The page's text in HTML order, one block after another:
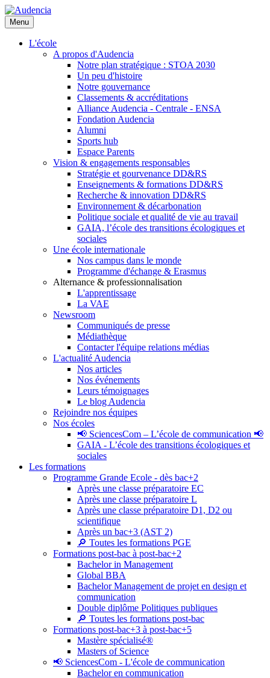
Aller
au
contenu
principal
Menu
L'école
A propos d'Audencia
Notre plan stratégique : STOA 2030
Un peu d'histoire
Notre gouvernance
Classements & accréditations
Alliance Audencia - Centrale - ENSA
Fondation Audencia
Alumni
Sports hub
Espace Parents
Vision & engagements responsables
Stratégie et gourvenance DD&RS
Enseignements & formations DD&RS
Recherche & innovation DD&RS
Environnement & décarbonation
Politique sociale et qualité de vie au travail
GAIA, l’école des transitions écologiques et
sociales
Une école internationale
Nos campus dans le monde
Programme d'échange & Erasmus
Alternance & professionnalisation
L'apprentissage
La VAE
Newsroom
Communiqués de presse
Médiathèque
Contacter l'équipe relations médias
L'actualité Audencia
Nos articles
Nos événements
Leurs témoignages
Le blog Audencia
Rejoindre nos équipes
Nos écoles
📢 SciencesCom – L’école de communication 📢
GAIA - L’école des transitions écologiques et
sociales
Les formations
Programme Grande Ecole - dès bac+2
Après une classe préparatoire EC
Après une classe préparatoire L
Après une classe préparatoire D1, D2 ou
scientifique
Après un bac+3 (AST 2)
🔎 Toutes les formations PGE
Formations post-bac à post-bac+2
Bachelor in Management
Global BBA
Bachelor Management de projet en design et
communication
Double diplôme Politiques publiques
🔎 Toutes les formations post-bac
Formations post-bac+3 à post-bac+5
Mastère spécialisé®
Masters of Science
📢 SciencesCom - L'école de communication
Bachelor en communication